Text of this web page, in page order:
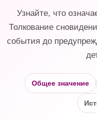
Узнайте, что
Толкование
события до
Общее значение